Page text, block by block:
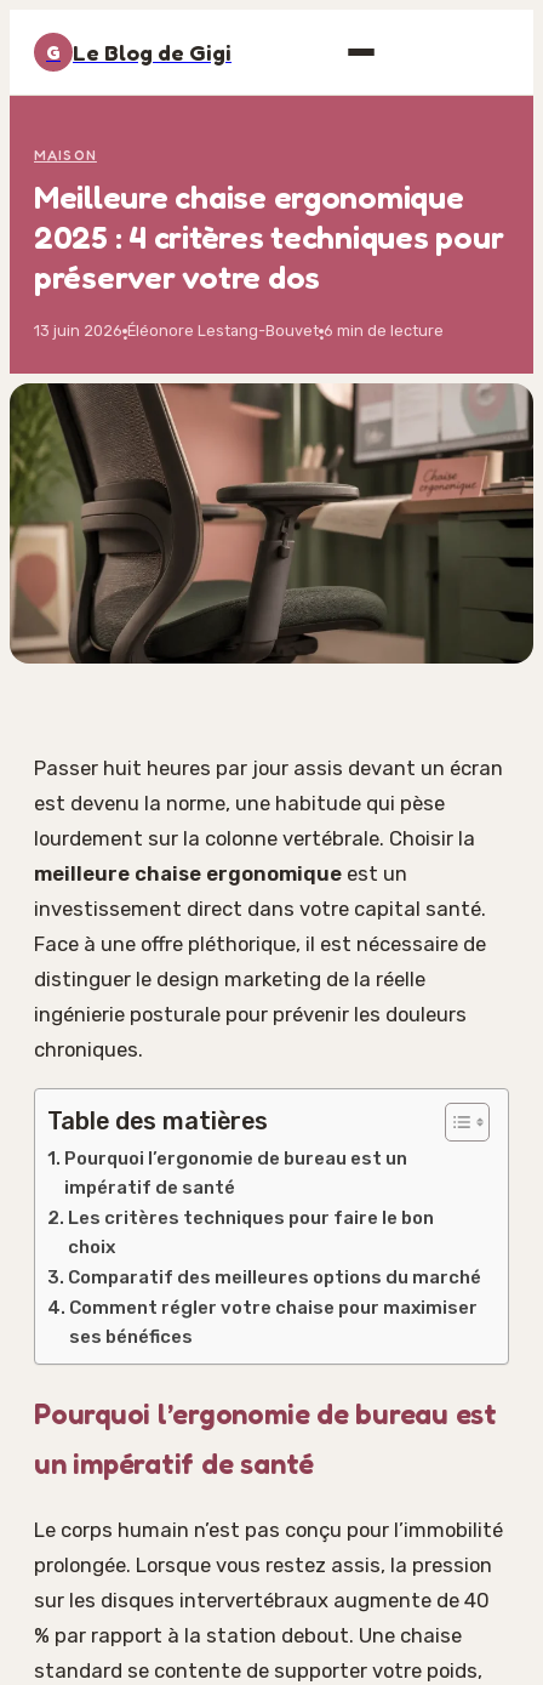
G Le Blog de Gigi
MAISON
Meilleure chaise ergonomique
2025 : 4 critères techniques pour
préserver votre dos
13 juin 2026·Éléonore Lestang-Bouvet·6 min de lecture
Passer huit heures par jour assis devant un écran
est devenu la norme, une habitude qui pèse
lourdement sur la colonne vertébrale. Choisir la
meilleure chaise ergonomique est un
investissement direct dans votre capital santé.
Face à une offre pléthorique, il est nécessaire de
distinguer le design marketing de la réelle
ingénierie posturale pour prévenir les douleurs
chroniques.
Table des matières
Pourquoi l’ergonomie de bureau est un
impératif de santé
Les critères techniques pour faire le bon
choix
Comparatif des meilleures options du marché
Comment régler votre chaise pour maximiser
ses bénéfices
Pourquoi l’ergonomie de bureau est
un impératif de santé
Le corps humain n’est pas conçu pour l’immobilité
prolongée. Lorsque vous restez assis, la pression
sur les disques intervertébraux augmente de 40
% par rapport à la station debout. Une chaise
standard se contente de supporter votre poids,